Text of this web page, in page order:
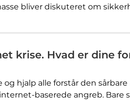
bliver diskuteret om
krise. Hvad er dine
hjalp alle forstår den
baserede angreb. Bare